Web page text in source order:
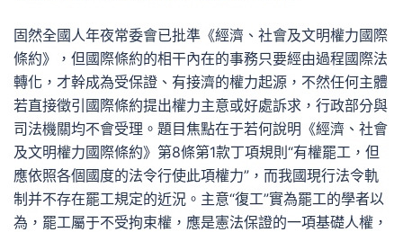
固然全國人年夜常委會已批準《經濟、社會及文明權力國際
條約》，但國際條約的相干內在的事務只要經由過程國際法
轉化，才幹成為受保證、有接濟的權力起源，不然任何主體
若直接徵引國際條約提出權力主意或好處訴求，行政部分與
司法機關均不會受理。題目焦點在于若何說明《經濟、社會
及文明權力國際條約》第8條第1款丁項規則“有權罷工，但
應依照各個國度的法令行使此項權力”，而我國現行法令軌
制并不存在罷工規定的近況。主意“復工”實為罷工的學者以
為，罷工屬于不受拘束權，應是憲法保證的一項基礎人權，